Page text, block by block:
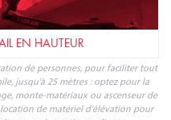
EN HAUTEUR
de personnes, pour faciliter tout
jusqu'à 25 mètres : optez pour la
monte-matériaux ou ascenseur de
de matériel d'élévation pour